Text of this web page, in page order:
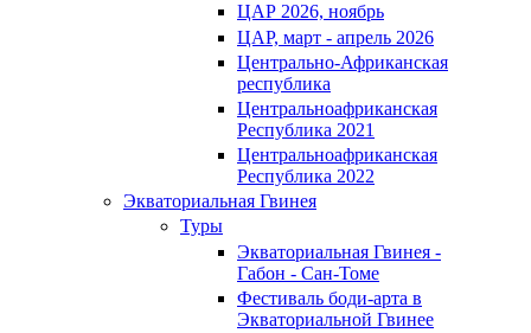
ЦАР 2026, ноябрь
ЦАР, март - апрель 2026
Центрально-Африканская
республика
Центральноафриканская
Республика 2021
Центральноафриканская
Республика 2022
Экваториальная Гвинея
Туры
Экваториальная Гвинея -
Габон - Сан-Томе
Фестиваль боди-арта в
Экваториальной Гвинее